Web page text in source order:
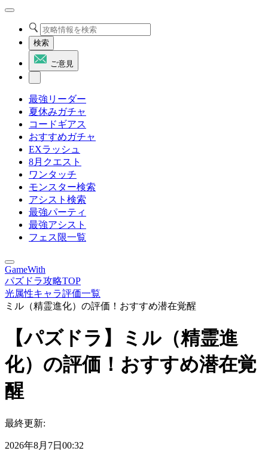
検索
ご意見
最強リーダー
夏休みガチャ
コードギアス
おすすめガチャ
EXラッシュ
8月クエスト
ワンタッチ
モンスター検索
アシスト検索
最強パーティ
最強アシスト
フェス限一覧
GameWith
パズドラ攻略TOP
光属性キャラ評価一覧
ミル（精霊進化）の評価！おすすめ潜在覚醒
【パズドラ】ミル（精霊進
化）の評価！おすすめ潜在覚
醒
最終更新:
2026年8月7日00:32